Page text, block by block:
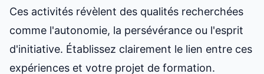
Ces activités révèlent des qualités recherchées
comme l'autonomie, la persévérance ou l'esprit
d'initiative. Établissez clairement le lien entre ces
expériences et votre projet de formation.